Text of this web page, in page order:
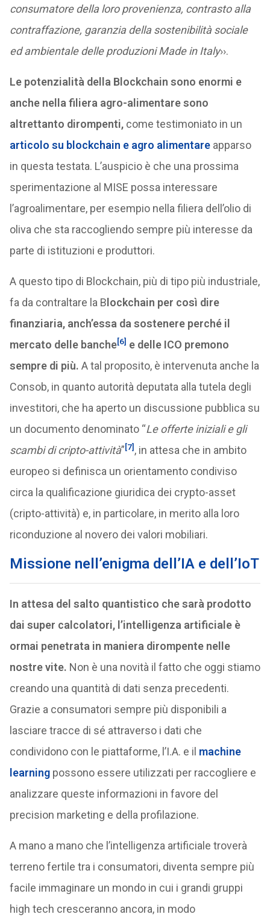
consumatore della loro provenienza, contrasto alla
contraffazione, garanzia della sostenibilità sociale
ed ambientale delle produzioni Made in Italy››.
Le potenzialità della Blockchain sono enormi e
anche nella filiera agro-alimentare sono
altrettanto dirompenti,come testimoniato in un
articolo su blockchain e agro alimentareapparso
in questa testata. L’auspicio è che una prossima
sperimentazione al MISE possa interessare
l’agroalimentare, per esempio nella filiera dell’olio di
oliva che sta raccogliendo sempre più interesse da
parte di istituzioni e produttori.
A questo tipo di Blockchain, più di tipo più industriale,
fa da contraltare la B lockchain per così dire
finanziaria, anch’essa da sostenere perché il
mercato delle banche[6] e delle ICO premono
sempre di più. A tal proposito, è intervenuta anche la
Consob, in quanto autorità deputata alla tutela degli
investitori, che ha aperto un discussione pubblica su
un documento denominato “Le offerte iniziali e gli
scambi di cripto-attività”[7] , in attesa che in ambito
europeo si definisca un orientamento condiviso
circa la qualificazione giuridica dei crypto-asset
(cripto-attività) e, in particolare, in merito alla loro
riconduzione al novero dei valori mobiliari.
Missione nell’enigma dell’IA e dell’IoT
In attesa del salto quantistico che sarà prodotto
dai super calcolatori, l’intelligenza artificiale è
ormai penetrata in maniera dirompente nelle
nostre vite. Non è una novità il fatto che oggi stiamo
creando una quantità di dati senza precedenti.
Grazie a consumatori sempre più disponibili a
lasciare tracce di sé attraverso i dati che
condividono con le piattaforme, l’I.A. e il machine
learningpossono essere utilizzati per raccogliere e
analizzare queste informazioni in favore del
precision marketing e della profilazione.
A mano a mano che l’intelligenza artificiale troverà
terreno fertile tra i consumatori, diventa sempre più
facile immaginare un mondo in cui i grandi gruppi
high tech cresceranno ancora, in modo